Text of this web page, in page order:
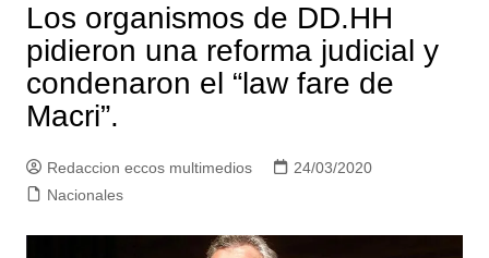
Los organismos de DD.HH
pidieron una reforma judicial y
condenaron el “law fare de
Macri”.
Redaccion eccos multimedios
24/03/2020
Nacionales